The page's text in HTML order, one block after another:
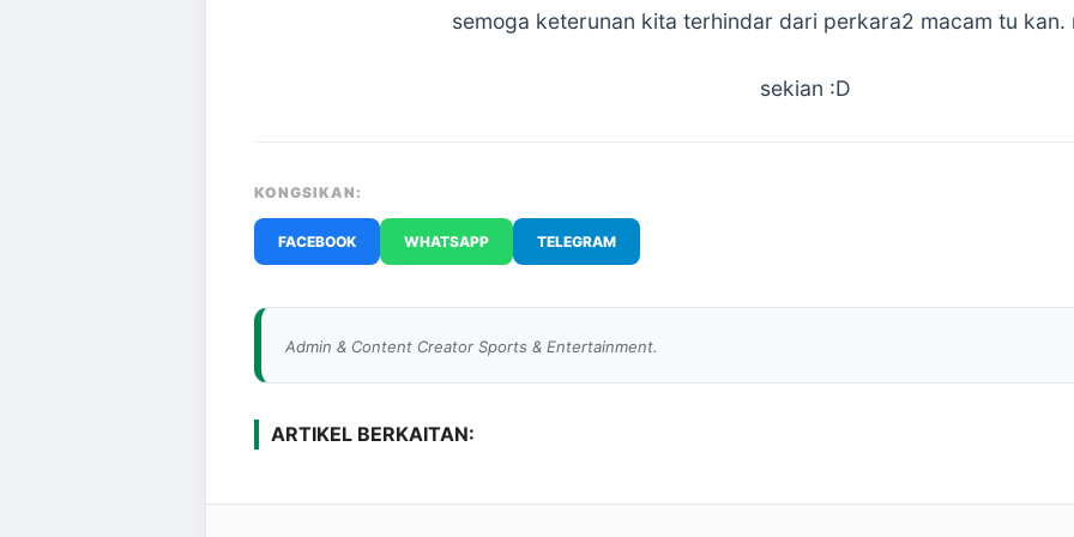
semoga keterunan kita terhindar dari perkara2 macam tu kan.
sekian :D
KONGSIKAN:
FACEBOOK WHATSAPP TELEGRAM
Admin & Content Creator Sports & Entertainment.
ARTIKEL BERKAITAN: